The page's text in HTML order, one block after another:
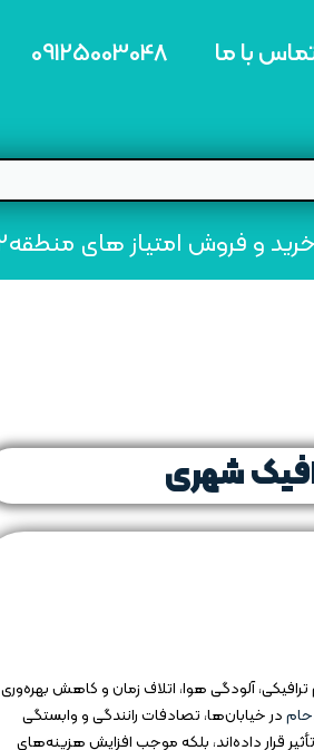
با ما
09125003048
شهری
آلودگی هوا، اتلاف زمان و کاهش بهره‌وری
در خیابان‌ها، تصادفات رانندگی و وابستگی
قرار داده‌اند، بلکه موجب افزایش هزینه‌های